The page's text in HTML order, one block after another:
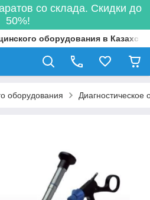
со склада. Скидки до
50%!
оборудования в
оборудования Диагностическое